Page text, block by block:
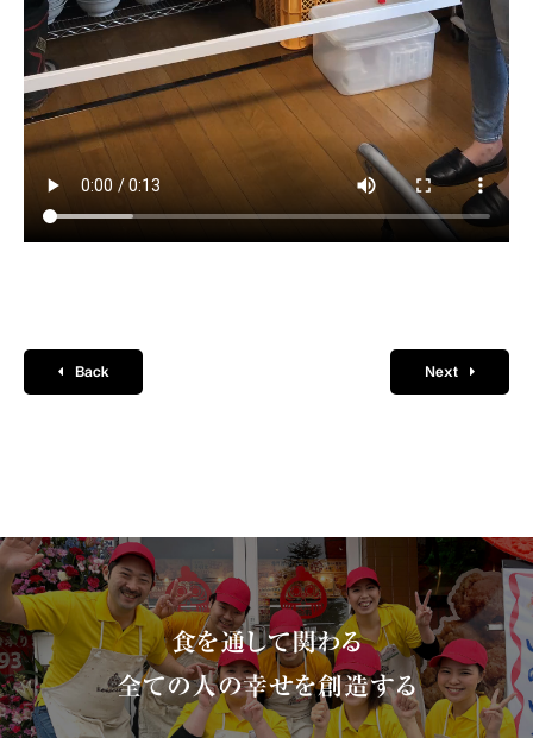
Back Next
食を通して関わる
全ての人の幸せを創造する